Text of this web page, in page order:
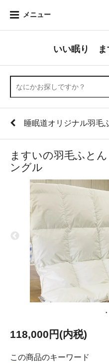
メニュー
いい眠り ま
睡眠道オリジナル羽毛
ますいの羽毛ふと
ングル
118,000円(内税)
この商品のキーワード